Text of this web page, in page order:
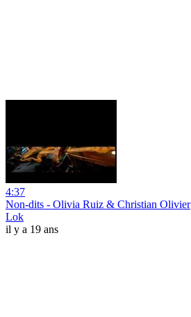
4:37
Non-dits - Olivia Ruiz & Christian Olivier
Lok
il y a 19 ans